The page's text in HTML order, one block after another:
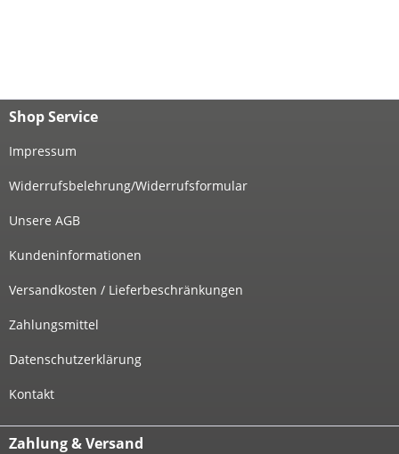
Shop Service
Impressum
Widerrufsbelehrung/Widerrufsformular
Unsere AGB
Kundeninformationen
Versandkosten / Lieferbeschränkungen
Zahlungsmittel
Datenschutzerklärung
Kontakt
Zahlung & Versand